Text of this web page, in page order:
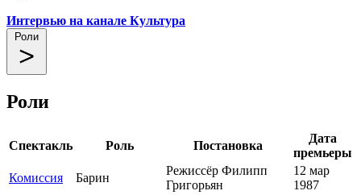
Интервью на канале Культура
Роли
Роли
Спектакль Роль Постановка
Дата
премьеры
Комиссия
Барин
Режиссёр Филипп
Григорьян
12 мар
1987